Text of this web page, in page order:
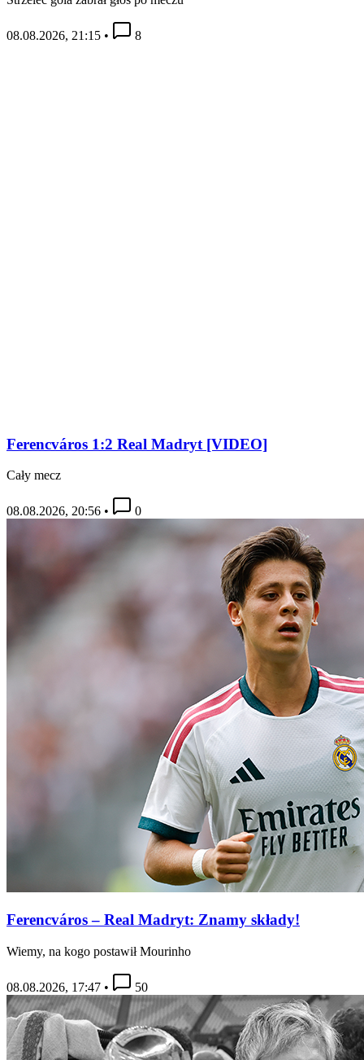
08.08.2026, 21:15 • 8
Ferencváros 1:2 Real Madryt [VIDEO]
Cały mecz
08.08.2026, 20:56 • 0
Ferencváros – Real Madryt: Znamy składy!
Wiemy, na kogo postawił Mourinho
08.08.2026, 17:47 • 50